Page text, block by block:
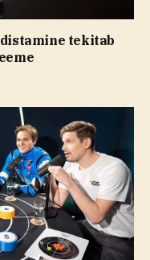
tekitab